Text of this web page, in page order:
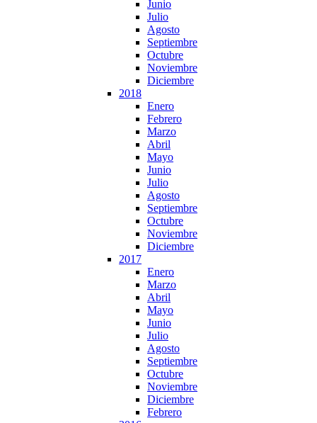
Junio
Julio
Agosto
Septiembre
Octubre
Noviembre
Diciembre
2018
Enero
Febrero
Marzo
Abril
Mayo
Junio
Julio
Agosto
Septiembre
Octubre
Noviembre
Diciembre
2017
Enero
Marzo
Abril
Mayo
Junio
Julio
Agosto
Septiembre
Octubre
Noviembre
Diciembre
Febrero